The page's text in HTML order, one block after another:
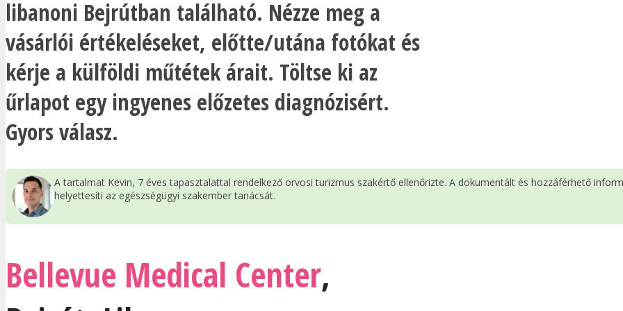
libanoni Bejrútban található. Nézze meg a
vásárlói értékeléseket, előtte/utána fotókat és
kérje a külföldi műtétek árait. Töltse ki az
űrlapot egy ingyenes előzetes diagnózisért.
Gyors válasz.
A tartalmat Kevin, 7 éves tapasztalattal rendelkező orvosi turizmus szakértő ellenőrizte. A dokumentált és hozzáférhető
helyettesíti az egészségügyi szakember tanácsát.
Bellevue Medical Center,